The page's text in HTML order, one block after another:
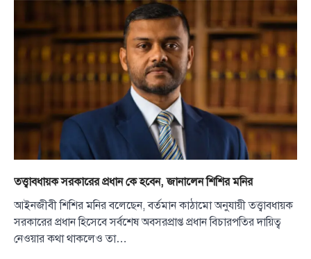
তত্ত্বাবধায়ক সরকারের প্রধান কে হবেন, জানালেন শিশির মনির
আইনজীবী শিশির মনির বলেছেন, বর্তমান কাঠামো অনুযায়ী তত্ত্বাবধায়ক
সরকারের প্রধান হিসেবে সর্বশেষ অবসরপ্রাপ্ত প্রধান বিচারপতির দায়িত্ব
নেওয়ার কথা থাকলেও তা…